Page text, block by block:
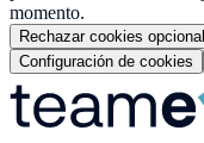
momento.
Rechazar cookies
Configuración de cookies